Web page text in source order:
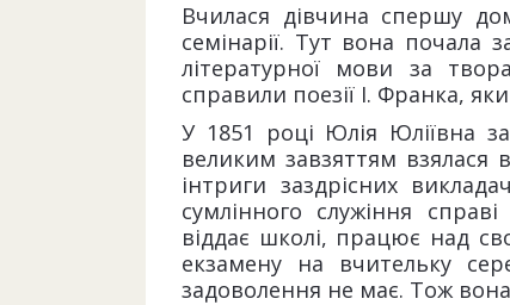
Вчилася дівчина спершу
семінарії. Тут вона почала
літературної мови за
справили поезії І. Франка,
У 1851 році Юлія Юліївна
великим завзяттям взялася
інтриги заздрісних
сумлінного служіння
віддає школі, працює над
екзамену на вчительку
задоволення не має. Тож вона